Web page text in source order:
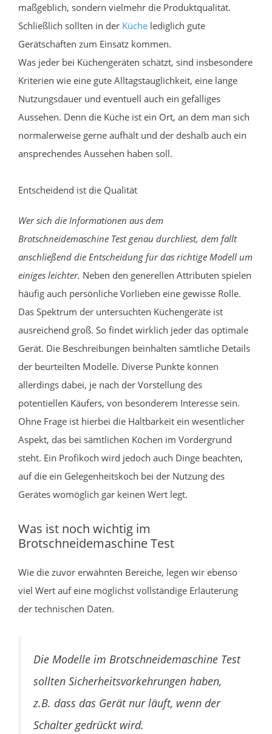
maßgeblich, sondern vielmehr die Produktqualität.
Schließlich sollten in der Küche lediglich gute
Gerätschaften zum Einsatz kommen.
Was jeder bei Küchengeräten schätzt, sind insbesondere
Kriterien wie eine gute Alltagstauglichkeit, eine lange
Nutzungsdauer und eventuell auch ein gefälliges
Aussehen. Denn die Küche ist ein Ort, an dem man sich
normalerweise gerne aufhält und der deshalb auch ein
ansprechendes Aussehen haben soll.
Entscheidend ist die Qualität
Wer sich die Informationen aus dem
Brotschneidemaschine Test genau durchliest, dem fällt
anschließend die Entscheidung für das richtige Modell um
einiges leichter. Neben den generellen Attributen spielen
häufig auch persönliche Vorlieben eine gewisse Rolle.
Das Spektrum der untersuchten Küchengeräte ist
ausreichend groß. So findet wirklich jeder das optimale
Gerät. Die Beschreibungen beinhalten sämtliche Details
der beurteilten Modelle. Diverse Punkte können
allerdings dabei, je nach der Vorstellung des
potentiellen Käufers, von besonderem Interesse sein.
Ohne Frage ist hierbei die Haltbarkeit ein wesentlicher
Aspekt, das bei sämtlichen Köchen im Vordergrund
steht. Ein Profikoch wird jedoch auch Dinge beachten,
auf die ein Gelegenheitskoch bei der Nutzung des
Gerätes womöglich gar keinen Wert legt.
Was ist noch wichtig im
Brotschneidemaschine Test
Wie die zuvor erwähnten Bereiche, legen wir ebenso
viel Wert auf eine möglichst vollständige Erläuterung
der technischen Daten.
Die Modelle im Brotschneidemaschine Test
sollten Sicherheitsvorkehrungen haben,
z.B. dass das Gerät nur läuft, wenn der
Schalter gedrückt wird.